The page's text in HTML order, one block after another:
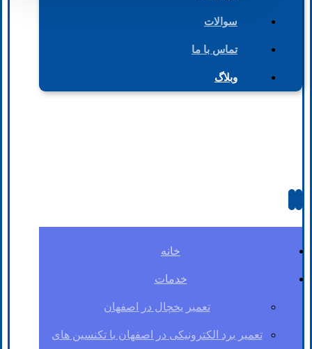
سوالات
تماس با ما
وبلاگ
خانه
خدمات
تعمیر یخچال در اصفهان
تعمیر برد الکترونیکی در اصفهان با تکنسین های